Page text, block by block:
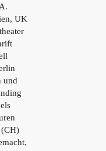
UK
und